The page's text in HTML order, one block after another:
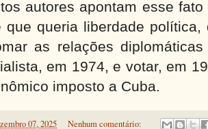
autores apontam esse
que queria liberdade política,
as relações
em 1974, e votar, em
imposto a Cuba.
07, 2025 Nenhum comentário: